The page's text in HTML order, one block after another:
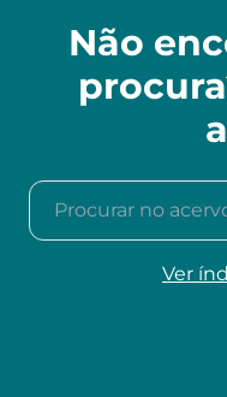
Não
Procurar no acervo
Ver